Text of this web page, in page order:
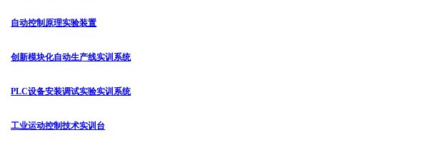
自动控制原理实验装置
创新模块化自动生产线实训系统
PLC设备安装调试实验实训系统
工业运动控制技术实训台